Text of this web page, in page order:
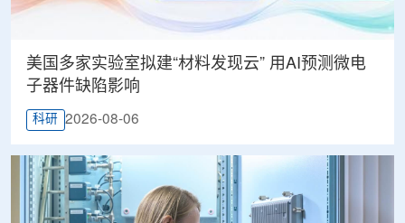
美国多家实验室拟建“材料发现云” 用AI预测微电
子器件缺陷影响
科研 2026-08-06